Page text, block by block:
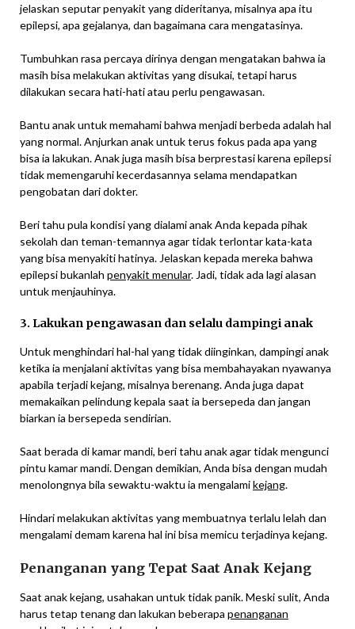
jelaskan seputar penyakit yang dideritanya, misalnya apa itu
epilepsi, apa gejalanya, dan bagaimana cara mengatasinya.
Tumbuhkan rasa percaya dirinya dengan mengatakan bahwa ia
masih bisa melakukan aktivitas yang disukai, tetapi harus
dilakukan secara hati-hati atau perlu pengawasan.
Bantu anak untuk memahami bahwa menjadi berbeda adalah hal
yang normal. Anjurkan anak untuk terus fokus pada apa yang
bisa ia lakukan. Anak juga masih bisa berprestasi karena epilepsi
tidak memengaruhi kecerdasannya selama mendapatkan
pengobatan dari dokter.
Beri tahu pula kondisi yang dialami anak Anda kepada pihak
sekolah dan teman-temannya agar tidak terlontar kata-kata
yang bisa menyakiti hatinya. Jelaskan kepada mereka bahwa
epilepsi bukanlah penyakit menular. Jadi, tidak ada lagi alasan
untuk menjauhinya.
3. Lakukan pengawasan dan selalu dampingi anak
Untuk menghindari hal-hal yang tidak diinginkan, dampingi anak
ketika ia menjalani aktivitas yang bisa membahayakan nyawanya
apabila terjadi kejang, misalnya berenang. Anda juga dapat
memakaikan pelindung kepala saat ia bersepeda dan jangan
biarkan ia bersepeda sendirian.
Saat berada di kamar mandi, beri tahu anak agar tidak mengunci
pintu kamar mandi. Dengan demikian, Anda bisa dengan mudah
menolongnya bila sewaktu-waktu ia mengalamikejang.
Hindari melakukan aktivitas yang membuatnya terlalu lelah dan
mengalami demam karena hal ini bisa memicu terjadinya kejang.
Penanganan yang Tepat Saat Anak Kejang
Saat anak kejang, usahakan untuk tidak panik. Meski sulit, Anda
harus tetap tenang dan lakukan beberapa penanganan